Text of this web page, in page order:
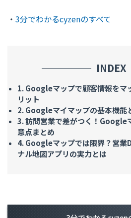
・ 3分でわかるcyzenのすべて
INDEX
1. Googleマップで顧客情報をマ
リット
2. Googleマイマップの基本機能
3. 訪問営業で差がつく！Google
意点まとめ
4. Googleマップでは限界？営業
ナル地図アプリの実力とは